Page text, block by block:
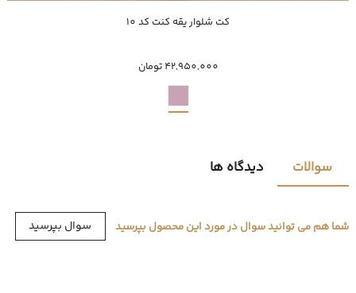
خرید سریع
کت شلوار یقه کنت کد 10
42,950,000 تومان
سوالات دیدگاه ها
شما هم می توانید سوال در مورد این محصول بپرسید سوال بپرسید